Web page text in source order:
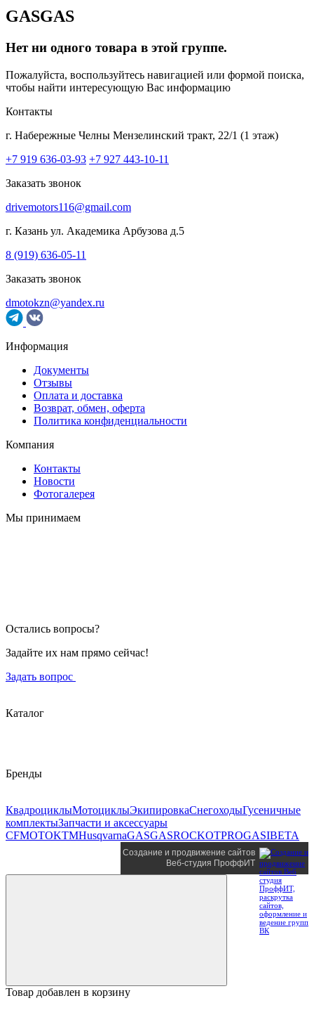
GASGAS
Нет ни одного товара в этой группе.
Пожалуйста, воспользуйтесь навигацией или формой поиска,
чтобы найти интересующую Вас информацию
Контакты
г. Набережные Челны Мензелинский тракт, 22/1 (1 этаж)
+7 919 636-03-93 +7 927 443-10-11
Заказать звонок
drivemotors116@gmail.com
г. Казань ул. Академика Арбузова д.5
8 (919) 636-05-11
Заказать звонок
dmotokzn@yandex.ru
Информация
Документы
Отзывы
Оплата и доставка
Возврат, обмен, оферта
Политика конфиденциальности
Компания
Контакты
Новости
Фотогалерея
Мы принимаем
Остались вопросы?
Задайте их нам прямо сейчас!
Задать вопрос
Каталог
Бренды
КвадроциклыМотоциклыЭкипировкаСнегоходыГусеничные
комплектыЗапчасти и аксессуары
CFMOTOKTMHusqvarnaGASGASROCKOTPROGASIBETA
Создание и продвижение сайтов
Веб-студия ПроффИТ
Товар добавлен в корзину